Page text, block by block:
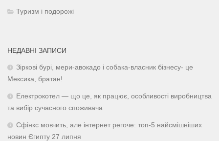
Туризм і подорожі
НЕДАВНІ ЗАПИСИ
Зіркові бурі, мери-авокадо і собака-власник бізнесу- це
Мексика, братан!
Електрокотел — що це, як працює, особливості виробництва
та вибір сучасного споживача
Сфінкс мовчить, але інтернет регоче: топ-5 найсмішніших
новин Єгипту 27 липня